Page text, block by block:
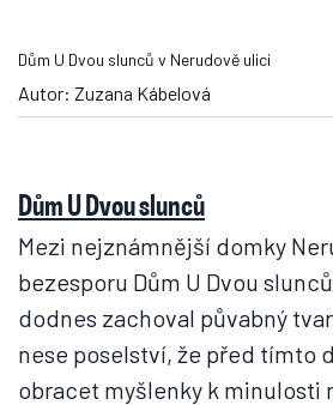
Dům U Dvou slunců v Nerudově ulici
Autor: Zuzana Kábelová
Dům U Dvou slunců
Mezi nejznámnější domky
bezesporu Dům U Dvou
dodnes zachoval půvabný
nese poselství, že před tímto
obracet myšlenky k minulosti